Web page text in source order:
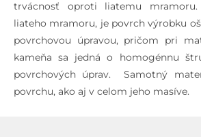
trvácnosť oproti liatemu
liateho mramoru, je povrch výrobku
povrchovou úpravou, pričom pri
kameňa sa jedná o homogénnu
povrchových úprav. Samotný
povrchu, ako aj v celom jeho masíve.